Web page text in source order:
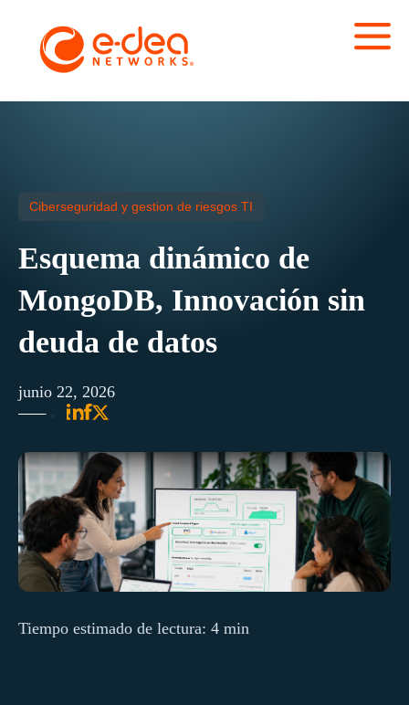
Ciberseguridad y gestion de riesgos TI
Esquema dinámico de
MongoDB, Innovación sin
deuda de datos
junio 22, 2026
Tiempo estimado de lectura: 4 min